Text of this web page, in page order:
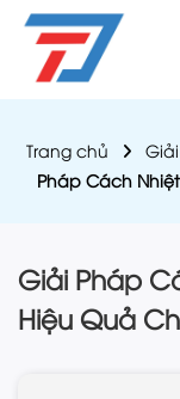
Trang chủ
Pháp Cách
Giải Pháp
Hiệu Quả